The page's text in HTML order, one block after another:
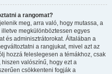
a rangomat?
meg, arra való, hogy mutassa, a
megkülönböztessen egyes
és adminisztrátorokat. Általában a
a rangjukat, mivel azt az
hozzá feleslegesen a témákhoz, csak
valószínű, hogy ezt a
csökkenteni fogják a